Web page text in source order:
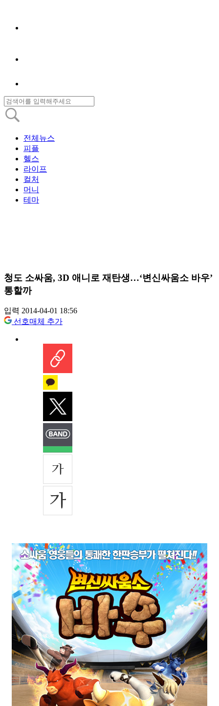
전체뉴스
피플
헬스
라이프
컬처
머니
테마
청도 소싸움, 3D 애니로 재탄생…‘변신싸움소 바우’
통할까
입력 2014-04-01 18:56
선호매체 추가